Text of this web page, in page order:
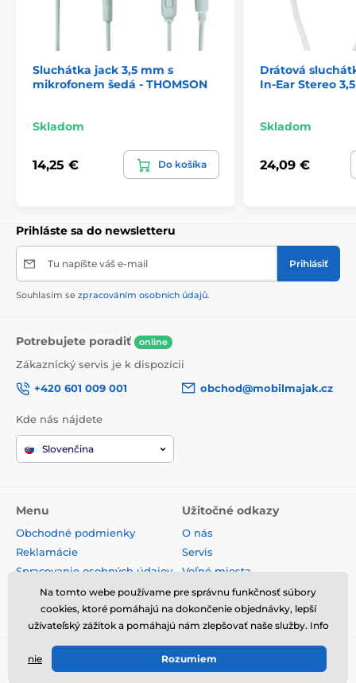
Sluchátka jack 3,5 mm s
mikrofonem šedá - THOMSON
Skladom
14,25 € Do košíka
Drátová
In-Ear Stereo
Skladom
24,09 €
Prihláste sa do newsletteru
Tu napíšte váš e-mail Prihlásiť
Souhlasím se zpracováním osobních údajů.
Potrebujete poradiť online
Zákaznický servis je k dispozícii
+420 601 009 001
obchod@mobilmajak.cz
Kde nás nájdete
Slovenčina
Menu
Obchodné podmienky
Reklamácie
Spracovanie osobných údajov
Doprava a platba
Odstúpenie od zmluvy
Užitočné odkazy
O nás
Servis
Voľné miesta
Kontakt
© 2026 www.mobilmajak.sk ⦁ E-shop vytvorila
Na tomto webe používame pre správnu funkčnosť súbory
cookies, ktoré pomáhajú na dokončenie objednávky, lepší
užívateľský zážitok a pomáhajú nám zlepšovať naše služby. Info
nie Rozumiem